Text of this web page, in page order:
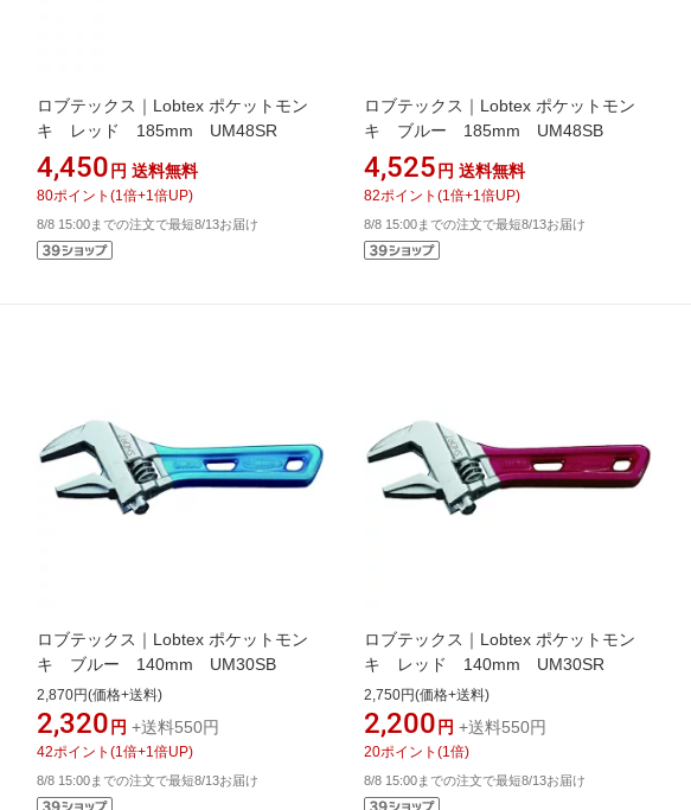
ロブテックス｜Lobtex ポケットモン
キ レッド 185mm UM48SR
4,450 円 送料無料
80ポイント (1 倍+1 倍UP)
8/8 15:00までの注文で最短8/13お届け
ロブテックス｜Lobtex ポケットモン
キ ブルー 185mm UM48SB
4,525 円 送料無料
82ポイント (1 倍+1 倍UP)
8/8 15:00までの注文で最短8/13お届け
ロブテックス｜Lobtex ポケットモン
キ ブルー 140mm UM30SB
2,870円(価格+送料)
2,320 円 +送料550円
42ポイント (1 倍+1 倍UP)
8/8 15:00までの注文で最短8/13お届け
ロブテックス｜Lobtex ポケットモン
キ レッド 140mm UM30SR
2,750円(価格+送料)
2,200 円 +送料550円
20ポイント (1 倍)
8/8 15:00までの注文で最短8/13お届け